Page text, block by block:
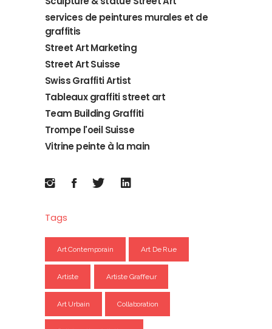
services de peintures murales et de
graffitis
Street Art Marketing
Street Art Suisse
Swiss Graffiti Artist
Tableaux graffiti street art
Team Building Graffiti
Trompe l'oeil Suisse
Vitrine peinte à la main
Tags
Art Contemporain Art De Rue
Artiste Artiste Graffeur
Art Urbain Collaboration